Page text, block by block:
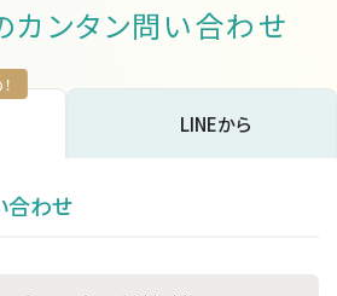
カンタン問い合わせ
LINEから
合わせ